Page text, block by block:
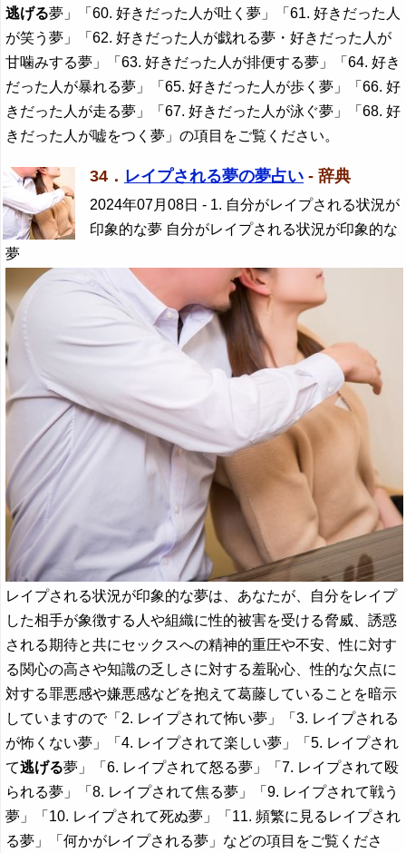
逃げる夢」「60. 好きだった人が吐く夢」「61. 好きだった人
が笑う夢」「62. 好きだった人が戯れる夢・好きだった人が
甘噛みする夢」「63. 好きだった人が排便する夢」「64. 好き
だった人が暴れる夢」「65. 好きだった人が歩く夢」「66. 好
きだった人が走る夢」「67. 好きだった人が泳ぐ夢」「68. 好
きだった人が嘘をつく夢」の項目をご覧ください。
34． レイプされる夢の夢占い - 辞典
2024年07月08日 - 1. 自分がレイプされる状況が
印象的な夢 自分がレイプされる状況が印象的な
夢
レイプされる状況が印象的な夢は、あなたが、自分をレイプ
した相手が象徴する人や組織に性的被害を受ける脅威、誘惑
される期待と共にセックスへの精神的重圧や不安、性に対す
る関心の高さや知識の乏しさに対する羞恥心、性的な欠点に
対する罪悪感や嫌悪感などを抱えて葛藤していることを暗示
していますので「2. レイプされて怖い夢」「3. レイプされる
が怖くない夢」「4. レイプされて楽しい夢」「5. レイプされ
て逃げる夢」「6. レイプされて怒る夢」「7. レイプされて殴
られる夢」「8. レイプされて焦る夢」「9. レイプされて戦う
夢」「10. レイプされて死ぬ夢」「11. 頻繁に見るレイプされ
る夢」「何かがレイプされる夢」などの項目をご覧くださ